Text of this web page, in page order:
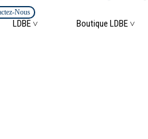
Nous
LDBE ˅ ▼
Boutique LDBE ˅